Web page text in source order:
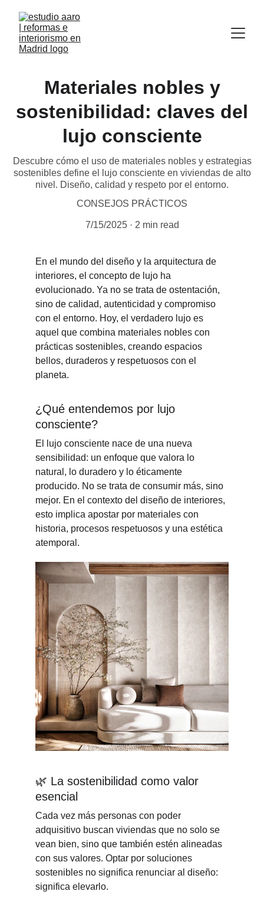
Materiales nobles y
sostenibilidad: claves del
lujo consciente
Descubre cómo el uso de materiales nobles y estrategias
sostenibles define el lujo consciente en viviendas de alto
nivel. Diseño, calidad y respeto por el entorno.
CONSEJOS PRÁCTICOS
7/15/2025 2 min read
🌿 La sostenibilidad como valor
esencial
Cada vez más personas con poder
adquisitivo buscan viviendas que no solo se
vean bien, sino que también estén alineadas
con sus valores. Optar por soluciones
sostenibles no significa renunciar al diseño:
significa elevarlo.
En el mundo del diseño y la arquitectura de
interiores, el concepto de lujo ha
evolucionado. Ya no se trata de ostentación,
sino de calidad, autenticidad y compromiso
con el entorno. Hoy, el verdadero lujo es
aquel que combina materiales nobles con
prácticas sostenibles, creando espacios
bellos, duraderos y respetuosos con el
planeta.
¿Qué entendemos por lujo
consciente?
El lujo consciente nace de una nueva
sensibilidad: un enfoque que valora lo
natural, lo duradero y lo éticamente
producido. No se trata de consumir más, sino
mejor. En el contexto del diseño de interiores,
esto implica apostar por materiales con
historia, procesos respetuosos y una estética
atemporal.